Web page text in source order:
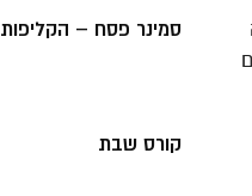
סמינר פסח – הקליפות
קורס שבת